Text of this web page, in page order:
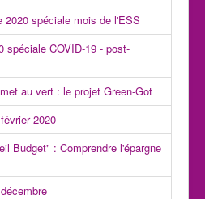
2020 spéciale mois de l'ESS
spéciale COVID-19 - post-
au vert : le projet Green-Got
2020
Budget" : Comprendre l'épargne